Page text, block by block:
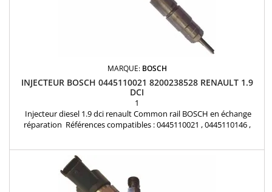
MARQUE: BOSCH
INJECTEUR BOSCH 0445110021 8200238528 RENAULT 1.9
DCI
1
Injecteur diesel 1.9 dci renault Common rail BOSCH en échange
réparation Références compatibles : 0445110021 , 0445110146 ,
Renault 1.9 DCI , Opel 1.9 DTI , 1.9 DI Pièce d'origine